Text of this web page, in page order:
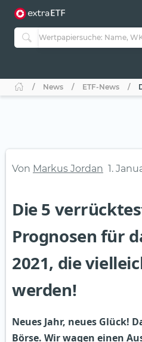
ETF-Guide 2.0
Guide Aktive ETFs
ETF-Sparpläne
News ETF-News
Von Markus Jordan 1.
Die 5
Prognosen für
2021, die
werden!
Neues Jahr, neues Glück!
Börse. Wir wagen einen